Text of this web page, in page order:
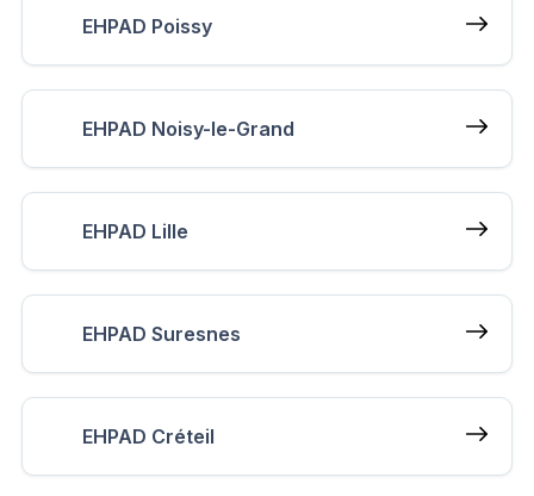
EHPAD Poissy
EHPAD Noisy-le-Grand
EHPAD Lille
EHPAD Suresnes
EHPAD Créteil